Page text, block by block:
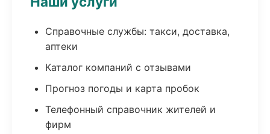
Справочные службы: такси, доставка,
аптеки
Каталог компаний с отзывами
Прогноз погоды и карта пробок
Телефонный справочник жителей и
фирм